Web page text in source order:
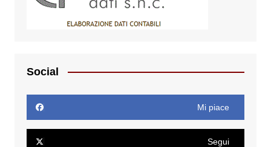
Social
Mi piace
Segui